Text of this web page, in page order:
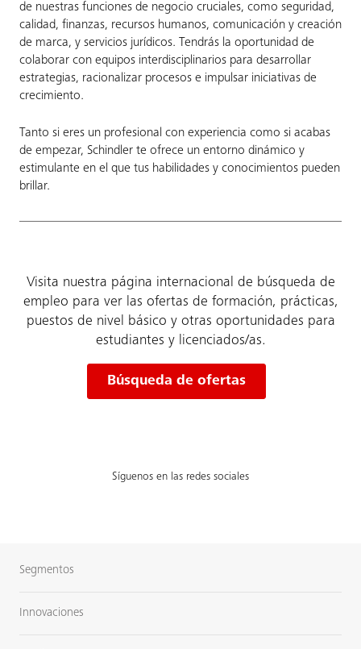
de nuestras funciones de negocio cruciales, como seguridad,
calidad, finanzas, recursos humanos, comunicación y creación
de marca, y servicios jurídicos. Tendrás la oportunidad de
colaborar con equipos interdisciplinarios para desarrollar
estrategias, racionalizar procesos e impulsar iniciativas de
crecimiento.
Tanto si eres un profesional con experiencia como si acabas
de empezar, Schindler te ofrece un entorno dinámico y
estimulante en el que tus habilidades y conocimientos pueden
brillar.
Visita nuestra página internacional de búsqueda de
empleo para ver las ofertas de formación, prácticas,
puestos de nivel básico y otras oportunidades para
estudiantes y licenciados/as.
Búsqueda de ofertas
Síguenos en las redes sociales
Segmentos
Innovaciones